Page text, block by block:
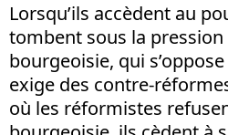
Lorsqu’ils accèdent au
tombent sous la pression
bourgeoisie, qui
exige des contre-
où les réformistes